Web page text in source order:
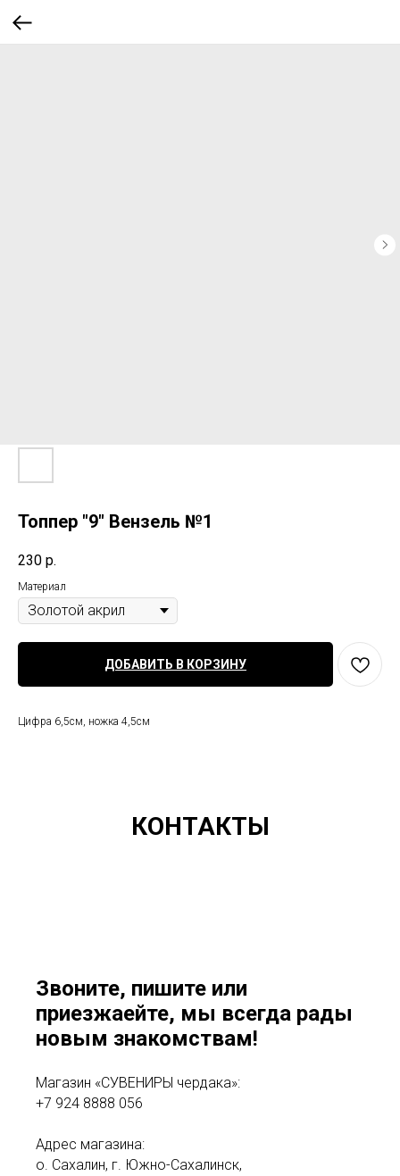
Топпер "9" Вензель №1
230 р.
Материал
ДОБАВИТЬ В КОРЗИНУ
Цифра 6,5см, ножка 4,5см
КОНТАКТЫ
Звоните, пишите или
приезжаейте, мы всегда рады
новым знакомствам!
Магазин «СУВЕНИРЫ чердака»:
+7 924 8888 056
Адрес магазина:
о. Сахалин, г. Южно-Сахалинск,